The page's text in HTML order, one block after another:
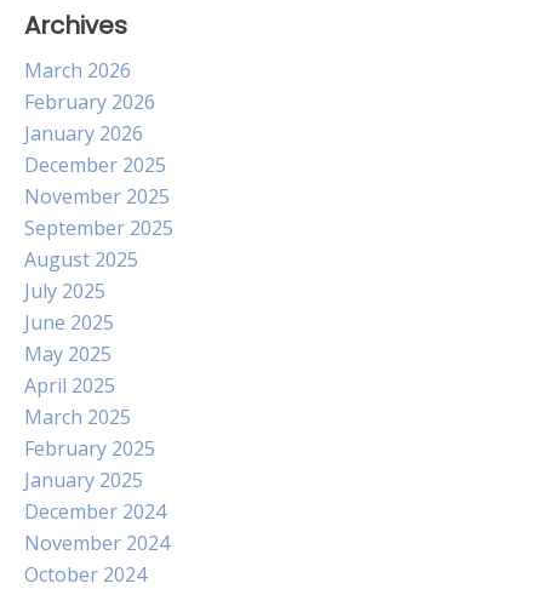
Archives
March 2026
February 2026
January 2026
December 2025
November 2025
September 2025
August 2025
July 2025
June 2025
May 2025
April 2025
March 2025
February 2025
January 2025
December 2024
November 2024
October 2024